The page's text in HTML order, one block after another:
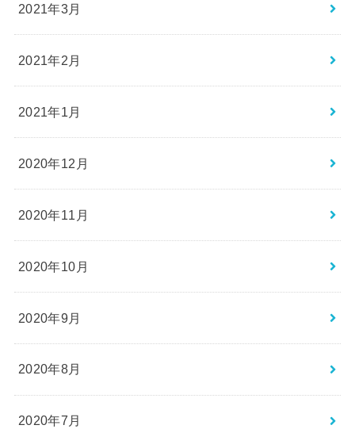
2021年3月
2021年2月
2021年1月
2020年12月
2020年11月
2020年10月
2020年9月
2020年8月
2020年7月